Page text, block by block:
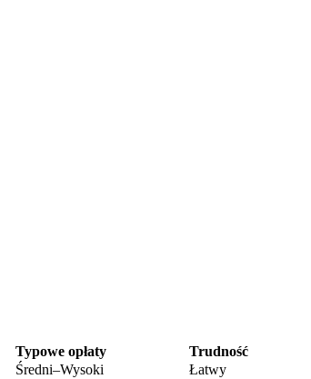
Typowe opłaty
Trudność
Średni–Wysoki
Łatwy